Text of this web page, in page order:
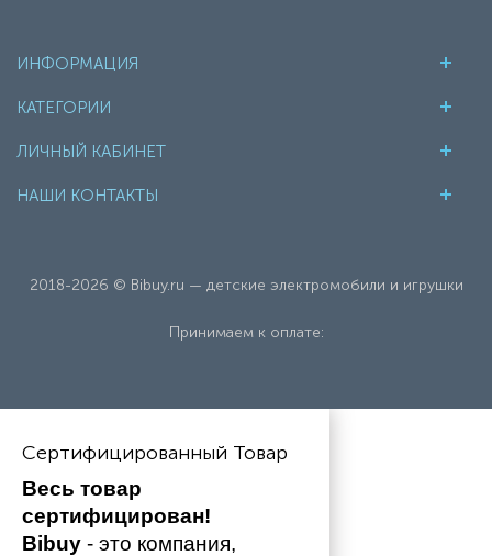
ИНФОРМАЦИЯ
КАТЕГОРИИ
ЛИЧНЫЙ КАБИНЕТ
НАШИ КОНТАКТЫ
2018-2026 © Bibuy.ru — детские электромобили и игрушки
Принимаем к оплате:
Сертифицированный Товар
Весь товар
сертифицирован!
Bibuy - это компания,